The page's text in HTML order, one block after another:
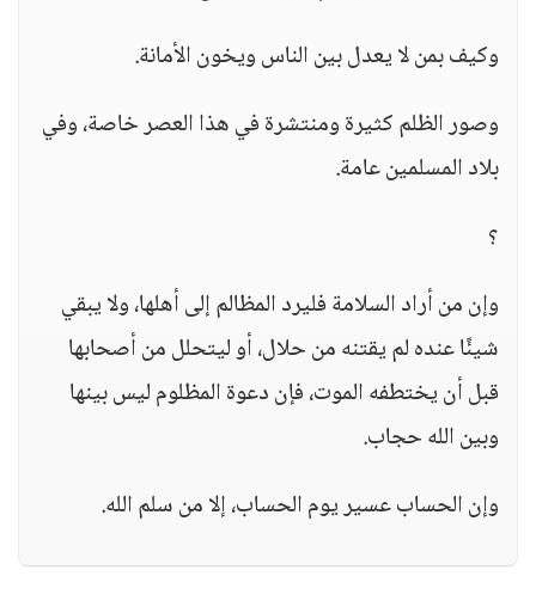
وكيف بمن لا يعدل بين الناس ويخون الأمانة.
وصور الظلم كثيرة ومنتشرة في هذا العصر خاصة، وفي
بلاد المسلمين عامة.
؟
وإن من أراد السلامة فليرد المظالم إلى أهلها، ولا يبقي
شيئًا عنده لم يقتنه من حلال، أو ليتحلل من أصحابها
قبل أن يختطفه الموت، فإن دعوة المظلوم ليس بينها
وبين الله حجاب.
وإن الحساب عسير يوم الحساب، إلا من سلم الله.